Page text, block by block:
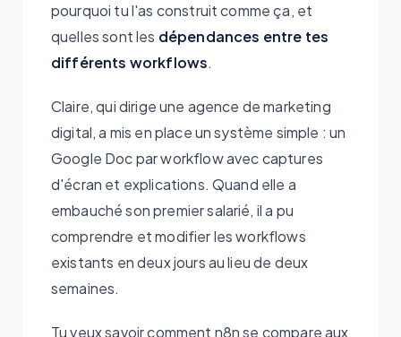
pourquoi tu l'as construit comme ça, et
quelles sont les dépendances entre tes
différents workflows.
Claire, qui dirige une agence de marketing
digital, a mis en place un système simple : un
Google Doc par workflow avec captures
d'écran et explications. Quand elle a
embauché son premier salarié, il a pu
comprendre et modifier les workflows
existants en deux jours au lieu de deux
semaines.
Tu veux savoir comment n8n se compare aux